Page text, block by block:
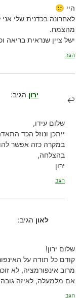
היי 🙂
לאחרונה בכדנית שלי אני
מהצמח.
ישל ציין שנראית בריאה
הגב
ירון הגיב:
שלום עידו,
ייתכן ונוזל הכד
במקרה כזה אפשר להוסיף
בהצלחה,
ירון
הגב
לאון הגיב:
שלום ירון!
קודם כל תודה על
מרוב אינפורמציה, לא
אם מלמעלה, לאיזה
הגב